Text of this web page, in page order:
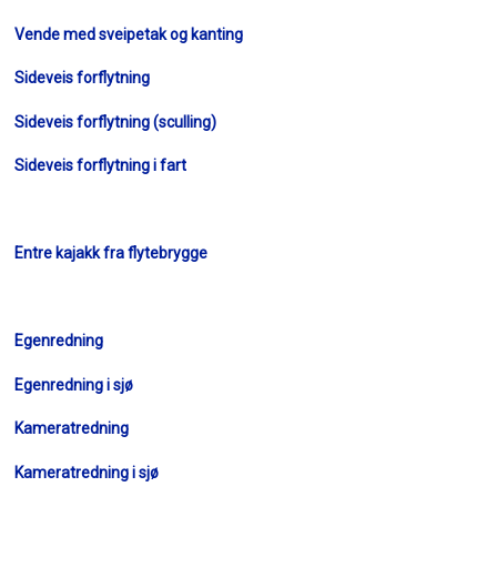
Vende med sveipetak og kanting
Sideveis forflytning
Sideveis forflytning (sculling)
Sideveis forflytning i fart
Entre kajakk fra flytebrygge
Egenredning
Egenredning i sjø
Kameratredning
Kameratredning i sjø